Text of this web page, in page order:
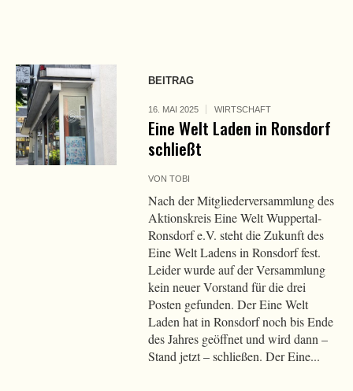
BEITRAG
16. MAI 2025 WIRTSCHAFT
Eine Welt Laden in Ronsdorf
schließt
VONTOBI
Nach der Mitgliederversammlung des
Aktionskreis Eine Welt Wuppertal-
Ronsdorf e.V. steht die Zukunft des
Eine Welt Ladens in Ronsdorf fest.
Leider wurde auf der Versammlung
kein neuer Vorstand für die drei
Posten gefunden. Der Eine Welt
Laden hat in Ronsdorf noch bis Ende
des Jahres geöffnet und wird dann –
Stand jetzt – schließen. Der Eine...